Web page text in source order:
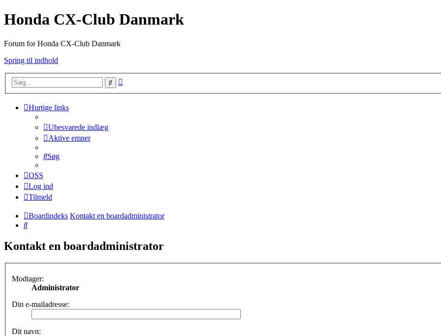
Honda CX-Club Danmark
Forum for Honda CX-Club Danmark
Spring til indhold
Søg
Hurtige links
Ubesvarede indlæg
Aktive emner
Søg
OSS
Log ind
Tilmeld
Boardindeks Kontakt en boardadministrator
Søg
Kontakt en boardadministrator
Modtager:
Administrator
Din e-mailadresse:
Dit navn: